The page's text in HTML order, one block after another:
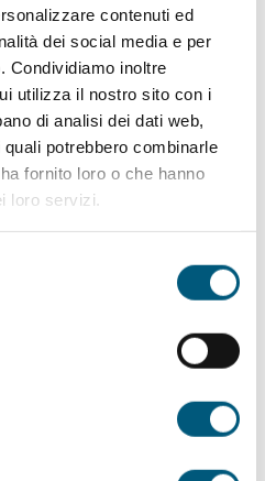
contenuti ed
dei social media e per
Condividiamo inoltre
utilizza il nostro sito con i
di analisi dei dati web,
potrebbero combinarle
fornito loro o che hanno
loro servizi.
se il porcetto è intero,
la spina dorsale.
quattro ore sulla brace,
non diventerà dorata.
il lardo liquido, per
asciughi troppo durante
di mirto e ricopritelo